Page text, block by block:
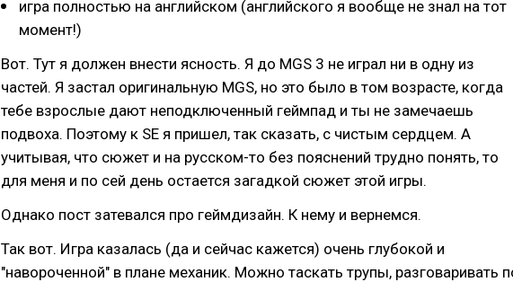
игра полностью на английском (английского я вообще не знал на тот
момент!)
Вот. Тут я должен внести ясность. Я до MGS 3 не играл ни в одну из
частей. Я застал оригинальную MGS, но это было в том возрасте, когда
тебе взрослые дают неподключенный геймпад и ты не замечаешь
подвоха. Поэтому к SE я пришел, так сказать, с чистым сердцем. А
учитывая, что сюжет и на русском-то без пояснений трудно понять, то
для меня и по сей день остается загадкой сюжет этой игры.
Однако пост затевался про геймдизайн. К нему и вернемся.
Так вот. Игра казалась (да и сейчас кажется) очень глубокой и
"навороченной" в плане механик. Можно таскать трупы, разговаривать